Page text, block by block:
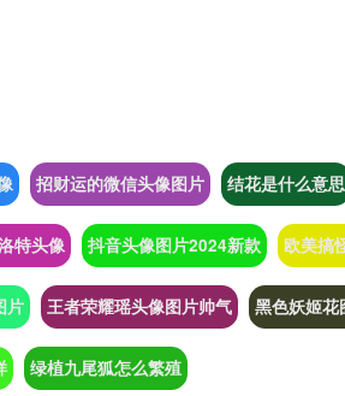
招财运的微信头像图片 结花是什么意思
特头像 抖音头像图片2024新款 欧美搞
片 王者荣耀瑶头像图片帅气 黑色妖姬花
绿植九尾狐怎么繁殖